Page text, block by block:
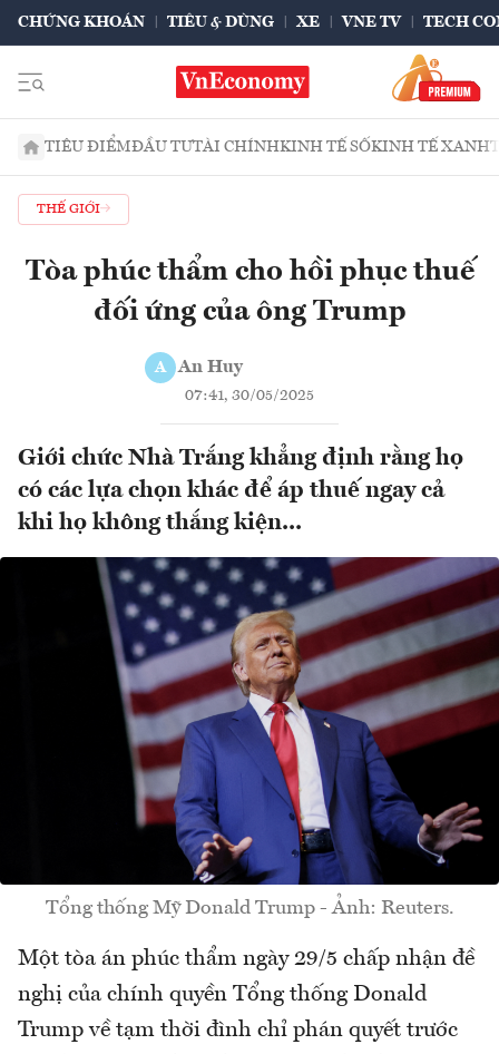
CHỨNG KHOÁN TIÊU & DÙNG XE VNE TV TECH
TIÊU ĐIỂMĐẦU TƯTÀI CHÍNHKINH TẾ SỐKINH TẾ XANH
THẾ GIỚI
Tòa phúc thẩm cho hồi phục thuế
đối ứng của ông Trump
A An Huy
07:41, 30/05/2025
Giới chức Nhà Trắng khẳng định rằng họ
có các lựa chọn khác để áp thuế ngay cả
khi họ không thắng kiện...
Tổng thống Mỹ Donald Trump - Ảnh: Reuters.
Một tòa án phúc thẩm ngày 29/5 chấp nhận đề
nghị của chính quyền Tổng thống Donald
Trump về tạm thời đình chỉ phán quyết trước